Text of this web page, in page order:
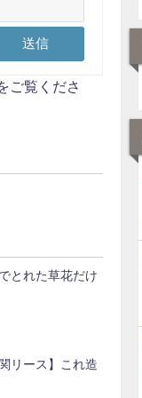
ご覧くださ
とれた草花だけ
リース】これ造